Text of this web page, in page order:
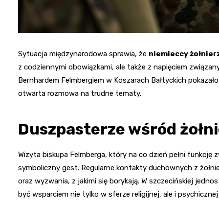
Sytuacja międzynarodowa sprawia, że niemieccy
z codziennymi obowiązkami, ale także z napięciem
Bernhardem Felmbergiem w Koszarach Bałtyckich
otwarta rozmowa na trudne tematy.
Duszpasterze wśród
Wizyta biskupa Felmberga, który na co dzień pełni
symboliczny gest. Regularne kontakty duchownych z
oraz wyzwania, z jakimi się borykają. W szczecińskiej
być wsparciem nie tylko w sferze religijnej, ale i